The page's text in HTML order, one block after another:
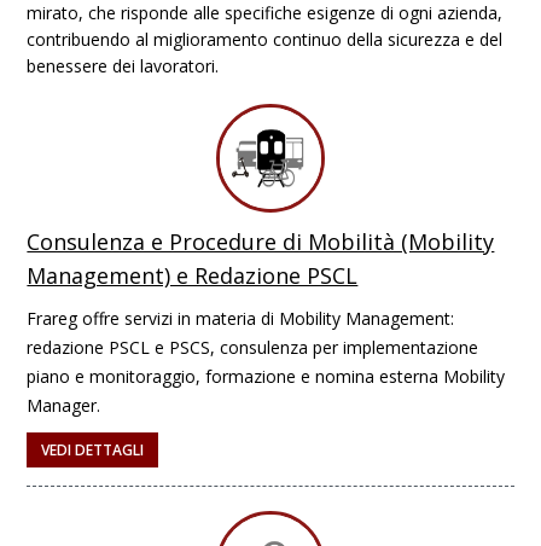
mirato, che risponde alle specifiche esigenze di ogni azienda,
contribuendo al miglioramento continuo della sicurezza e del
benessere dei lavoratori.
Consulenza e Procedure di Mobilità (Mobility
Management) e Redazione PSCL
Frareg offre servizi in materia di Mobility Management:
redazione PSCL e PSCS, consulenza per implementazione
piano e monitoraggio, formazione e nomina esterna Mobility
Manager.
VEDI DETTAGLI